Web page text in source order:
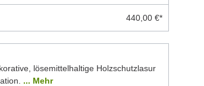
440,00 €*
lösemittelhaltige Holzschutzlasur
... Mehr